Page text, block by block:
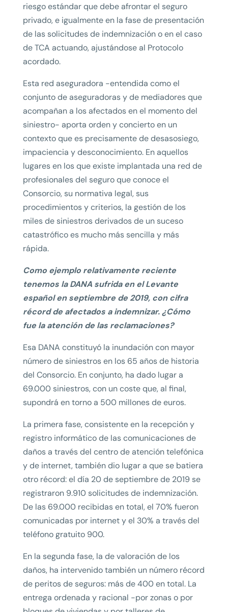
riesgo estándar que debe afrontar el seguro
privado, e igualmente en la fase de presentación
de las solicitudes de indemnización o en el caso
de TCA actuando, ajustándose al Protocolo
acordado.
Esta red aseguradora -entendida como el
conjunto de aseguradoras y de mediadores que
acompañan a los afectados en el momento del
siniestro- aporta orden y concierto en un
contexto que es precisamente de desasosiego,
impaciencia y desconocimiento. En aquellos
lugares en los que existe implantada una red de
profesionales del seguro que conoce el
Consorcio, su normativa legal, sus
procedimientos y criterios, la gestión de los
miles de siniestros derivados de un suceso
catastrófico es mucho más sencilla y más
rápida.
Como ejemplo relativamente reciente
tenemos la DANA sufrida en el Levante
español en septiembre de 2019, con cifra
récord de afectados a indemnizar. ¿Cómo
fue la atención de las reclamaciones?
Esa DANA constituyó la inundación con mayor
número de siniestros en los 65 años de historia
del Consorcio. En conjunto, ha dado lugar a
69.000 siniestros, con un coste que, al final,
supondrá en torno a 500 millones de euros.
La primera fase, consistente en la recepción y
registro informático de las comunicaciones de
daños a través del centro de atención telefónica
y de internet, también dio lugar a que se batiera
otro récord: el día 20 de septiembre de 2019 se
registraron 9.910 solicitudes de indemnización.
De las 69.000 recibidas en total, el 70% fueron
comunicadas por internet y el 30% a través del
teléfono gratuito 900.
En la segunda fase, la de valoración de los
daños, ha intervenido también un número récord
de peritos de seguros: más de 400 en total. La
entrega ordenada y racional -por zonas o por